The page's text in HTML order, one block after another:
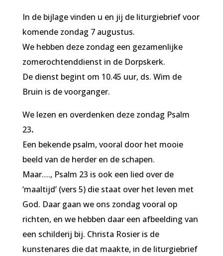
In de bijlage vinden u en jij de liturgiebrief voor
komende zondag 7 augustus.
We hebben deze zondag een gezamenlijke
zomerochtenddienst in de Dorpskerk.
De dienst begint om 10.45 uur, ds. Wim de
Bruin is de voorganger.
We lezen en overdenken deze zondag Psalm
23.
Een bekende psalm, vooral door het mooie
beeld van de herder en de schapen.
Maar…., Psalm 23 is ook een lied over de
‘maaltijd’ (vers 5) die staat over het leven met
God. Daar gaan we ons zondag vooral op
richten, en we hebben daar een afbeelding van
een schilderij bij. Christa Rosier is de
kunstenares die dat maakte, in de liturgiebrief